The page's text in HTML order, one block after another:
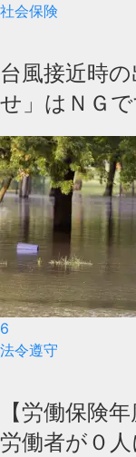
社会保険
台風接近時
せ」はＮＧで
6
法令遵守
【労働保険
労働者が０